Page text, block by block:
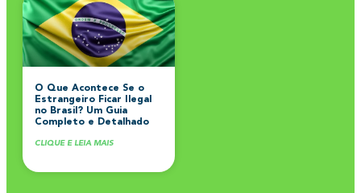
O Que Acontece Se o
Estrangeiro Ficar Ilegal
no Brasil? Um Guia
Completo e Detalhado
CLIQUE E LEIA MAIS